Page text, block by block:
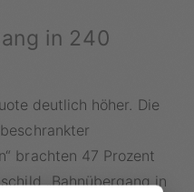
in 240
deutlich höher. Die
brachten 47 Prozent
„Bahnübergang in